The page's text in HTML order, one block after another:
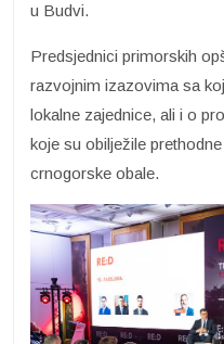
u Budvi.
Predsjednici primorskih
razvojnim izazovima sa
lokalne zajednice, ali i o
koje su obilježile
crnogorske obale.